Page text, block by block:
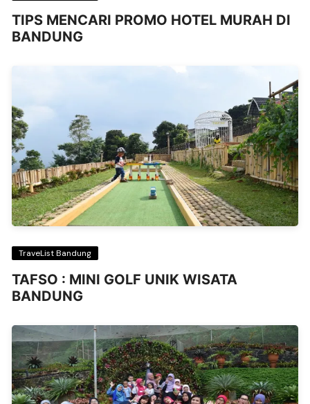
TIPS MENCARI PROMO HOTEL MURAH DI
BANDUNG
TraveList Bandung
TAFSO : MINI GOLF UNIK WISATA
BANDUNG